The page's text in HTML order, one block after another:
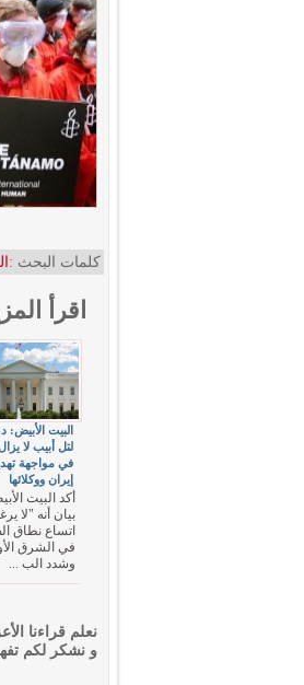
كلمات البحث :
اقرأ
البيت الأبيض:
لتل أبيب لا يزال
في مواجهة
إيران ووكلائها
أكد البيت
بيان أنه "لا
اتساع نطاق
في الشرق
وشدد الب ...
نعلم قراءنا
و نشكر لكم